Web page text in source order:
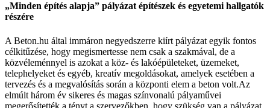
„Minden építés alapja” pályázat építészek és egyetemi hallgatók
részére
A Beton.hu által immáron negyedszerre kiírt pályázat egyik fontos
célkitűzése, hogy megismertesse nem csak a szakmával, de a
közvéleménnyel is azokat a köz- és lakóépületeket, üzemeket,
telephelyeket és egyéb, kreatív megoldásokat, amelyek esetében a
tervezés és a megvalósítás során a központi elem a beton volt.Az
elmúlt három év sikeres és magas színvonalú pályaművei
megerősítették a tényt a szervezőkben, hogy szükség van a pályázat